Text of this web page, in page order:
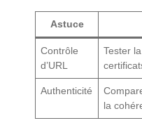
Astuce
Contrôle
d’URL
Tester
Authenticité
la